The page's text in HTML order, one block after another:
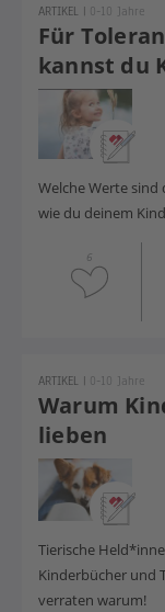
Für
kannst du
ARTIKEL | 0-10 Jahre
Welche Werte sind
wie du deinem
6
Warum
lieben
ARTIKEL | 0-10 Jahre
Tierische
Kinderbücher und
verraten warum!